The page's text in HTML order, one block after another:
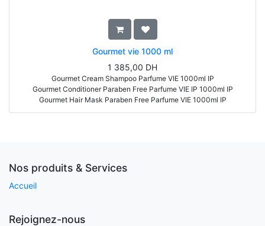
Gourmet vie 1000 ml
1 385,00 DH
Gourmet Cream Shampoo Parfume VIE 1000ml IP
Gourmet Conditioner Paraben Free Parfume VIE IP 1000ml IP
Gourmet Hair Mask Paraben Free Parfume VIE 1000ml IP
Singularity Crystal Serum 150ml
Nos produits & Services
Accueil
Rejoignez-nous